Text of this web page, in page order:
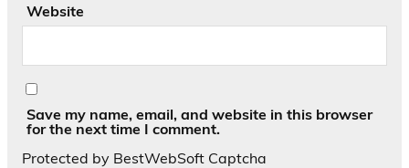
Website
Save my name, email, and website in this browser
for the next time I comment.
Protected by BestWebSoft Captcha